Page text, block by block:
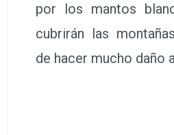
por los mantos
cubrirán las
de hacer mucho daño